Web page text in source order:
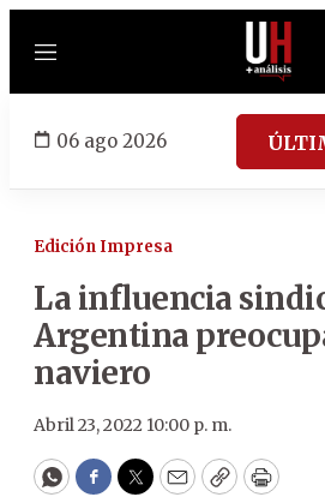
Menú
06 ago 2026
Edición Impresa
La influencia
Argentina
naviero
Abril 23, 2022 10:00 p. m.
WhatsApp
Facebook
Twitter
EmailCopyPrint